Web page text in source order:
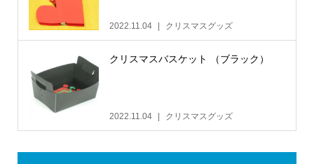
2022.11.04 クリスマスグッズ
クリスマスバスケット （ブラック）
2022.11.04 クリスマスグッズ